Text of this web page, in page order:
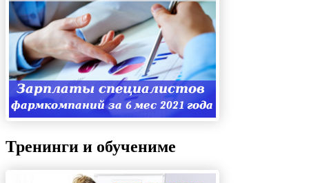
Тренинги и обучениме